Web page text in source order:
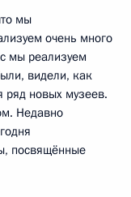
мы
очень много
мы реализуем
видели, как
ряд новых музеев.
Недавно
посвящённые